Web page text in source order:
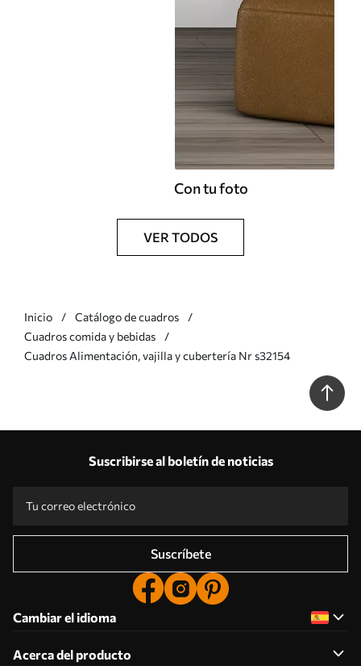
Con tu foto
VER TODOS
Inicio
Catálogo de cuadros
Cuadros comida y bebidas
Cuadros Alimentación, vajilla y cubertería Nr s32154
Suscribirse al boletín de noticias
Suscríbete
Cambiar el idioma
Acerca del producto